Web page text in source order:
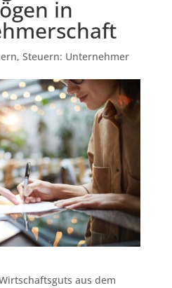
in
, Steuern: Unternehmer
aus dem